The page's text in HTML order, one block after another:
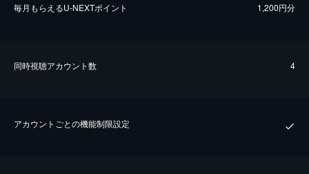
毎⽉もらえるU-NEXTポイント 1,200円分
同時視聴アカウント数 4
アカウントごとの機能制限設定